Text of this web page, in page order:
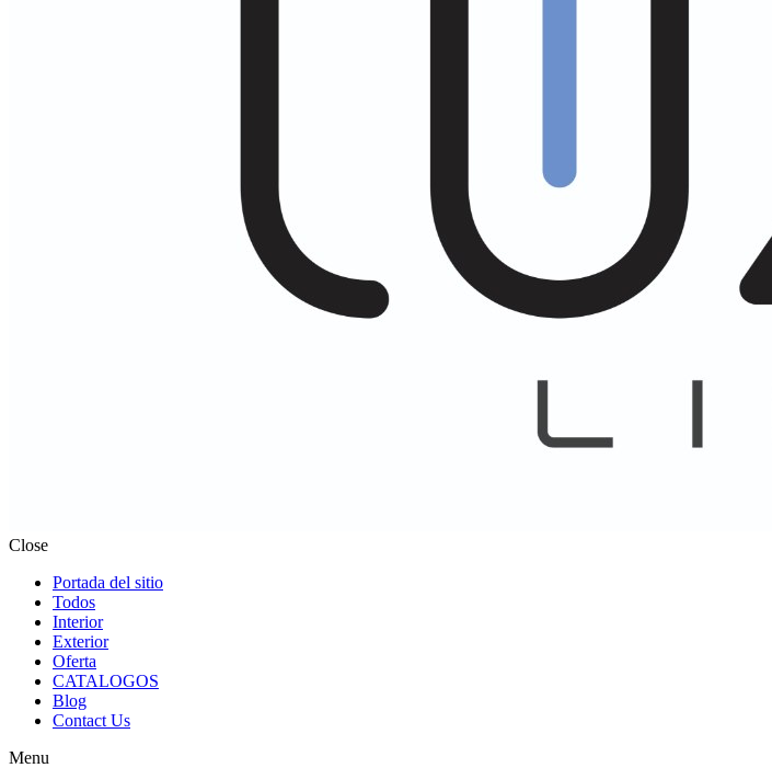
Close
Portada del sitio
Todos
Interior
Exterior
Oferta
CATALOGOS
Blog
Contact Us
Menu